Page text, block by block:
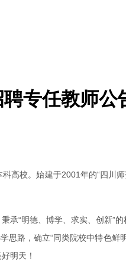
聘专任教师公
高校。始建于2001年的“四川
承“明德、博学、求实、创新”
思路，确立“同类院校中特色
明天！